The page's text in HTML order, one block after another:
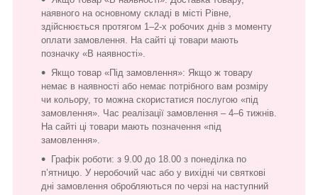
наявного на основному складі в місті Рівне,
здійснюється протягом 1–2-х робочих днів з моменту
оплати замовлення. На сайті ці товари мають
позначку «В наявності».
Якщо товар «Під замовлення»: Якщо ж товару
немає в наявності або немає потрібного вам розміру
чи кольору, то можна скористатися послугою «під
замовлення». Час реалізації замовлення – 4–6 тижнів.
На сайті ці товари мають позначення «під
замовлення».
Графік роботи: з 9.00 до 18.00 з понеділка по
п’ятницю. У неробочий час або у вихідні чи святкові
дні замовлення обробляються по черзі на наступний